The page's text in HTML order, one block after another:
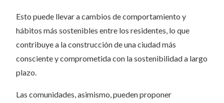
Esto puede llevar a cambios de comportamiento y
hábitos más sostenibles entre los residentes, lo que
contribuye a la construcción de una ciudad más
consciente y comprometida con la sostenibilidad a largo
plazo.
Las comunidades, asimismo, pueden proponer